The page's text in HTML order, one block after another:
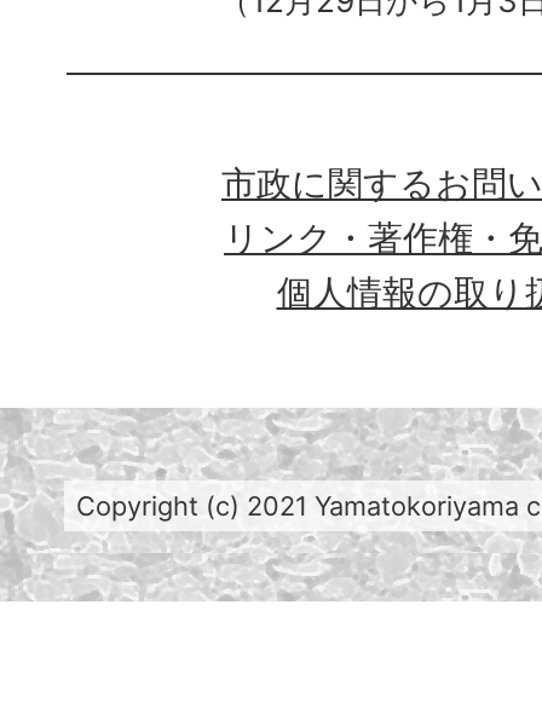
市政に関するお問
リンク・著作権・
個人情報の取り
Copyright (c) 2021 Yamatokoriyama